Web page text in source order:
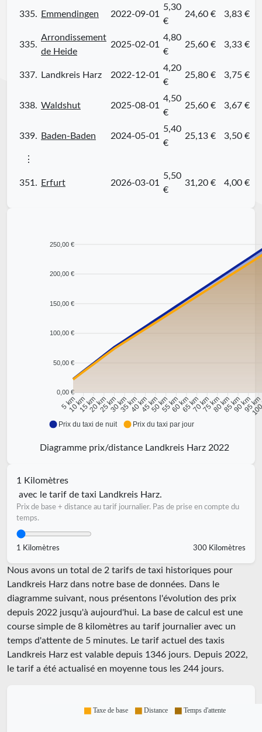
335. Emmendingen 2022-09-01
5,30
€
24,60 € 3,83 €
335.
Arrondissement
de Heide
2025-02-01
4,80
€
25,60 € 3,33 €
337. Landkreis Harz 2022-12-01
4,20
€
25,80 € 3,75 €
338. Waldshut 2025-08-01
4,50
€
25,60 € 3,67 €
339. Baden-Baden 2024-05-01
5,40
€
25,13 € 3,50 €
⋮
351. Erfurt 2026-03-01
5,50
€
31,20 € 4,00 €
250,00 €
200,00 €
150,00 €
100,00 €
50,00 €
0,00 €
5 km
10 km15 km20 km25 km30 km35 km40 km45 km50 km55 km60 km65 km70 km75 km80 km85 km90 km95 km
Prix du taxi de nuit Prix du taxi par jour
Diagramme prix/distance Landkreis Harz 2022
1 Kilomètres
avec le tarif de taxi Landkreis Harz.
Prix de base + distance au tarif journalier. Pas de prise en compte du
temps.
1 Kilomètres 300 Kilomètres
Nous avons un total de 2 tarifs de taxi historiques pour
Landkreis Harz dans notre base de données. Dans le
diagramme suivant, nous présentons l'évolution des prix
depuis 2022 jusqu'à aujourd'hui. La base de calcul est une
course simple de 8 kilomètres au tarif journalier avec un
temps d'attente de 5 minutes. Le tarif actuel des taxis
Landkreis Harz est valable depuis 1346 jours. Depuis 2022,
le tarif a été actualisé en moyenne tous les 244 jours.
Taxe de base Distance Temps d'attente